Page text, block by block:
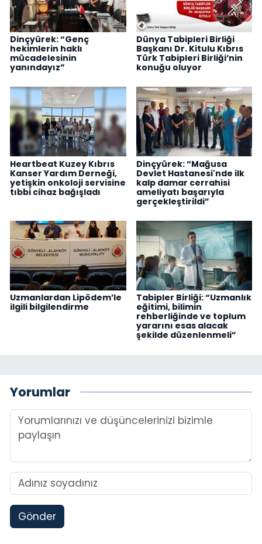
Dinçyürek: “Genç
hekimlerin haklı
mücadelesinin
yanındayız”
Dünya Tabipleri Birliği
Başkanı Dr. Kitulu Kıbrıs
Türk Tabipleri Birliği’nin
konuğu oluyor
Heartbeat Kuzey Kıbrıs
Kanser Yardım Derneği,
yetişkin onkoloji servisine
tıbbi cihaz bağışladı
Dinçyürek: “Mağusa
Devlet Hastanesi'nde ilk
kalp damar cerrahisi
ameliyatı başarıyla
gerçekleştirildi”
Uzmanlardan Lipödem’le
ilgili bilgilendirme
Tabipler Birliği: “Uzmanlık
eğitimi, bilimin
rehberliğinde ve toplum
yararını esas alacak
şekilde düzenlenmeli”
Yorumlar
Gönder